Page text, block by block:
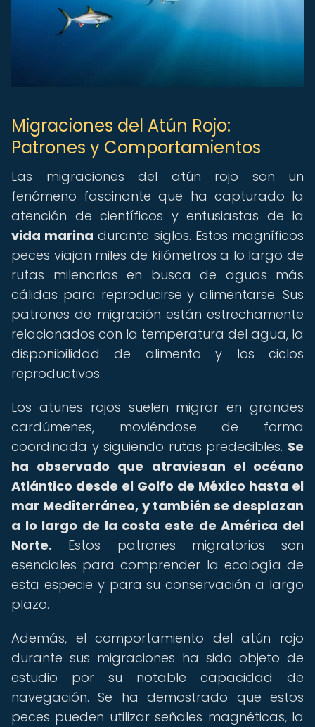
Migraciones del Atún Rojo:
Patrones y Comportamientos
Las migraciones del atún rojo son un
fenómeno fascinante que ha capturado la
atención de científicos y entusiastas de la
vida marina durante siglos. Estos magníficos
peces viajan miles de kilómetros a lo largo de
rutas milenarias en busca de aguas más
cálidas para reproducirse y alimentarse. Sus
patrones de migración están estrechamente
relacionados con la temperatura del agua, la
disponibilidad de alimento y los ciclos
reproductivos.
Los atunes rojos suelen migrar en grandes
cardúmenes, moviéndose de forma
coordinada y siguiendo rutas predecibles. Se
ha observado que atraviesan el océano
Atlántico desde el Golfo de México hasta el
mar Mediterráneo, y también se desplazan
a lo largo de la costa este de América del
Norte. Estos patrones migratorios son
esenciales para comprender la ecología de
esta especie y para su conservación a largo
plazo.
Además, el comportamiento del atún rojo
durante sus migraciones ha sido objeto de
estudio por su notable capacidad de
navegación. Se ha demostrado que estos
peces pueden utilizar señales magnéticas, la